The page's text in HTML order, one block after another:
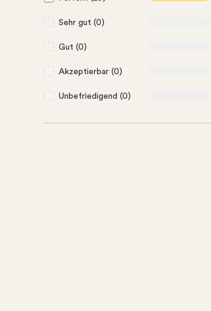
Sehr gut (0)
Gut (0)
Akzeptierbar (0)
Unbefriedigend (0)